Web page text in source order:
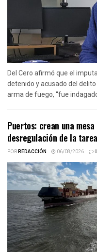
Del Cero afirmó que el
detenido y acusado del
arma de fuego, “fue
Puertos: crean una
desregulación de la
PORREDACCIÓN 06/08/2026 0